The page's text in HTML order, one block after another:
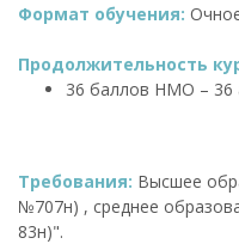
Формат обучения:
Продолжительность
36 баллов НМО – 36
Требования: Высшее
№707н) , среднее
83н)".